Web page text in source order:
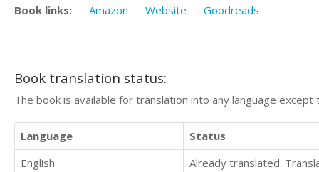
Book links: Amazon Website Goodreads
Book translation status:
The book is available for translation into any language
Language
Status
English
Already translated.